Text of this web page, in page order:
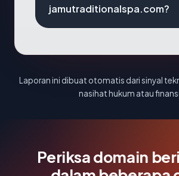
jamutraditionalspa.com?
Laporan ini dibuat otomatis dari sinyal
nasihat hukum atau
Periksa domain